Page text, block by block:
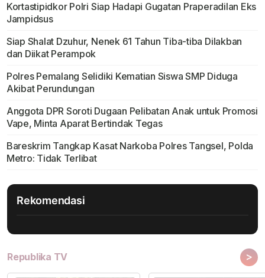
Kortastipidkor Polri Siap Hadapi Gugatan Praperadilan Eks
Jampidsus
Siap Shalat Dzuhur, Nenek 61 Tahun Tiba-tiba Dilakban
dan Diikat Perampok
Polres Pemalang Selidiki Kematian Siswa SMP Diduga
Akibat Perundungan
Anggota DPR Soroti Dugaan Pelibatan Anak untuk Promosi
Vape, Minta Aparat Bertindak Tegas
Bareskrim Tangkap Kasat Narkoba Polres Tangsel, Polda
Metro: Tidak Terlibat
Rekomendasi
Republika TV >